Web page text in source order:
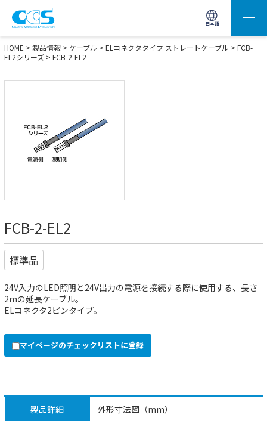
日本語
画像処理用の製品検索 サイト内検索(Enterで実行)
HOME > 製品情報 > ケーブル > ELコネクタタイプ ストレートケーブル > FCB-
EL2シリーズ > FCB-2-EL2
FCB-2-EL2
標準品
24V入力のLED照明と24V出力の電源を接続する際に使用する、長さ
2mの延長ケーブル。
ELコネクタ2ピンタイプ。
マイページのチェックリストに登録
製品詳細 外形寸法図（mm）